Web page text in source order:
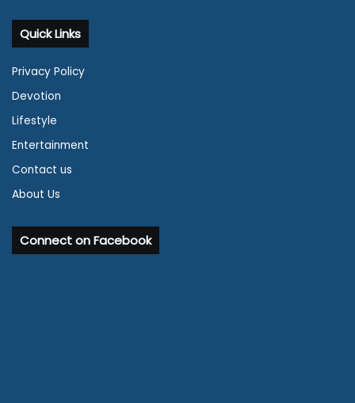
Quick Links
Privacy Policy
Devotion
Lifestyle
Entertainment
Contact us
About Us
Connect on Facebook